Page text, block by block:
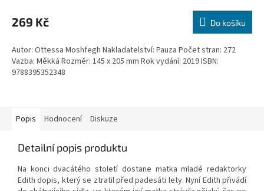
269 Kč Do košíku
Autor: Ottessa Moshfegh Nakladatelství: Pauza Počet stran: 272
Vazba: Měkká Rozměr: 145 x 205 mm Rok vydání: 2019 ISBN:
9788395352348
Popis Hodnocení Diskuze
Detailní popis produktu
Na konci dvacátého století dostane matka mladé redaktorky
Edith dopis, který se ztratil před padesáti lety. Nyní Edith přivádí